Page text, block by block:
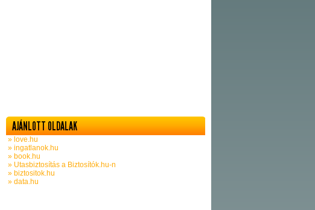
AJÁNLOTT OLDALAK
» love.hu
» ingatlanok.hu
» book.hu
» Utasbiztosítás a Biztosítók.hu-n
» biztositok.hu
» data.hu